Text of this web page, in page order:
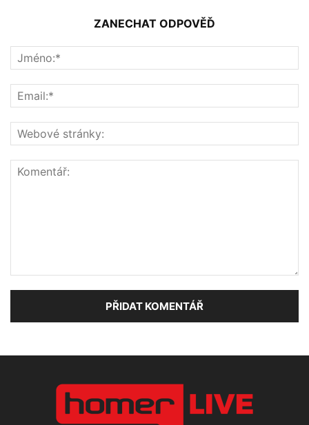
ZANECHAT ODPOVĚĎ